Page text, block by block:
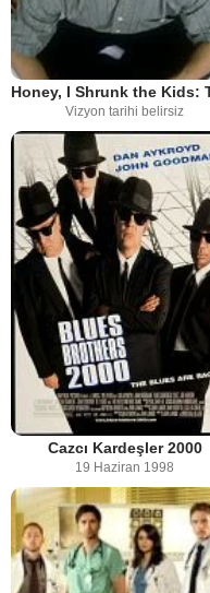
Vizyon tarihi belirsiz
Cazcı Kardeşler 2000
19 Haziran 1998